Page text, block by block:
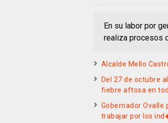
En su labor por
realiza procesos
Alcalde Mello
Del 27 de octubre
fiebre aftosa en
Gobernador Ovalle
trabajar por los